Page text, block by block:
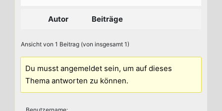
Autor Beiträge
Ansicht von 1 Beitrag (von insgesamt 1)
Du musst angemeldet sein, um auf dieses
Thema antworten zu können.